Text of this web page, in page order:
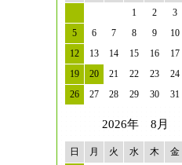
1
2 3
5
6 7 8 9 10
12
13 14 15 16 17
19
20 21 22 23 24
26
27 28 29 30 31
2026年 8月
日 月 火 水 木 金